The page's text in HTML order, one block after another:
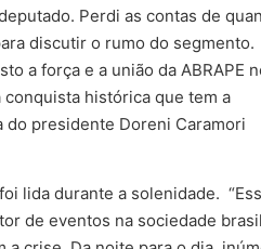
Perdi as contas de
discutir o rumo do segmento.
a força e a união da ABRAPE
conquista histórica que tem a
do presidente Doreni Caramori
lida durante a solenidade.
de eventos na sociedade